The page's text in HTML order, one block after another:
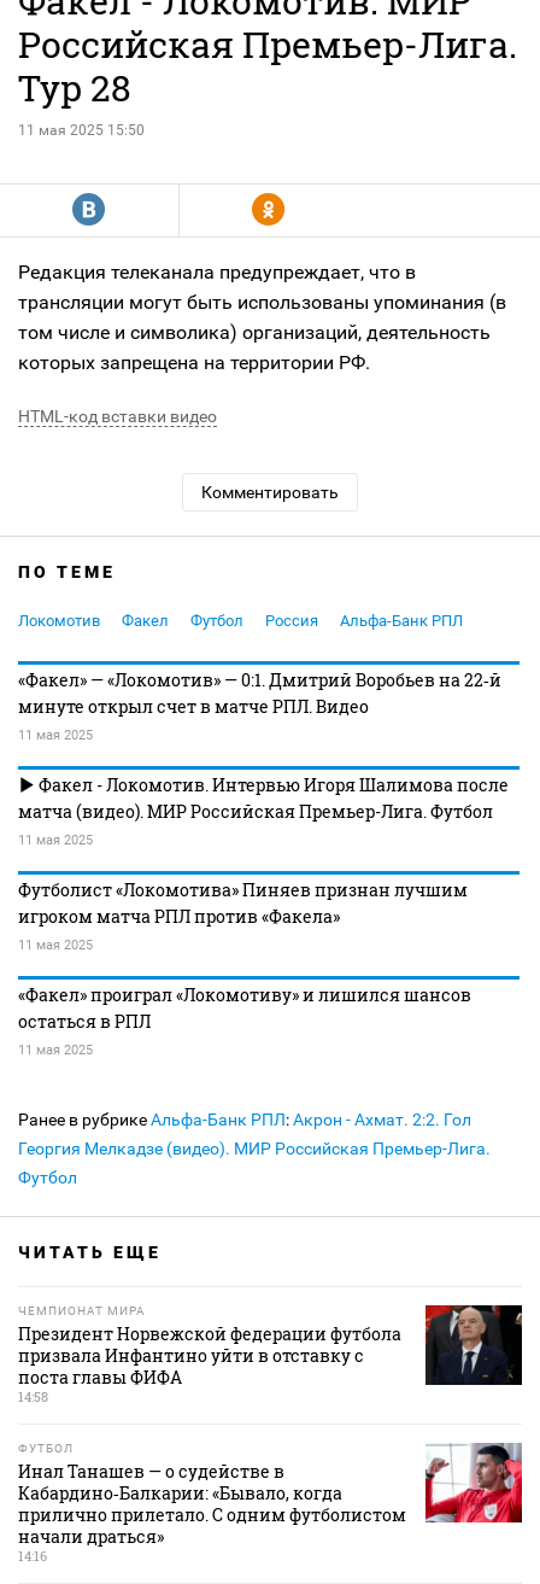
Российская Премьер-Лига.
Тур 28
11 мая 2025 15:50
R Y
Редакция телеканала предупреждает, что в
трансляции могут быть использованы упоминания (в
том числе и символика) организаций, деятельность
которых запрещена на территории РФ.
HTML-код вставки видео
Комментировать
ПО ТЕМЕ
Локомотив Факел Футбол Россия Альфа-Банк РПЛ
«Факел» — «Локомотив» — 0:1. Дмитрий Воробьев на 22‑й
минуте открыл счет в матче РПЛ. Видео
11 мая 2025
Факел - Локомотив. Интервью Игоря Шалимова после
матча (видео). МИР Российская Премьер-Лига. Футбол
11 мая 2025
Футболист «Локомотива» Пиняев признан лучшим
игроком матча РПЛ против «Факела»
11 мая 2025
«Факел» проиграл «Локомотиву» и лишился шансов
остаться в РПЛ
11 мая 2025
Ранее в рубрикеАльфа-Банк РПЛ:Акрон - Ахмат. 2:2. Гол
Георгия Мелкадзе (видео). МИР Российская Премьер-Лига.
Футбол
ЧИТАТЬ ЕЩЕ
ЧЕМПИОНАТ МИРА
Президент Норвежской федерации футбола
призвала Инфантино уйти в отставку с
поста главы ФИФА
14:58
ФУТБОЛ
Инал Танашев — о судействе в
Кабардино‑Балкарии: «Бывало, когда
прилично прилетало. С одним футболистом
начали драться»
14:16